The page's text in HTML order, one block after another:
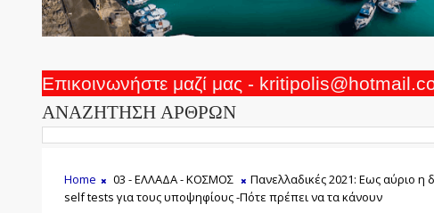
Επικοινωνήστε μαζί μας -
ΑΝΑΖΗΤΗΣΗ ΑΡΘΡΩΝ
Home 03 - ΕΛΛΑΔΑ - ΚΟΣΜΟΣ
Πανελλαδικές 2021: Εως αύριο
self tests για τους υποψηφίους -Πότε πρέπει να τα κάνουν